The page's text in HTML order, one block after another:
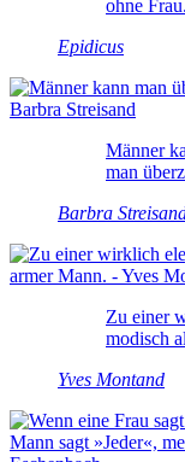
ohne Frau.
Epidicus
Männer
man
Barbra
Zu einer
modisch
Yves Montand